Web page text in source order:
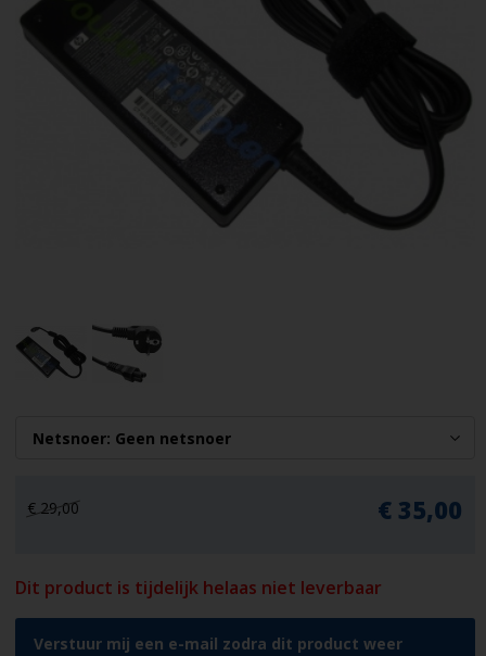
€ 29,00 € 35,00
Dit product is tijdelijk helaas niet leverbaar
Verstuur mij een e-mail zodra dit product weer